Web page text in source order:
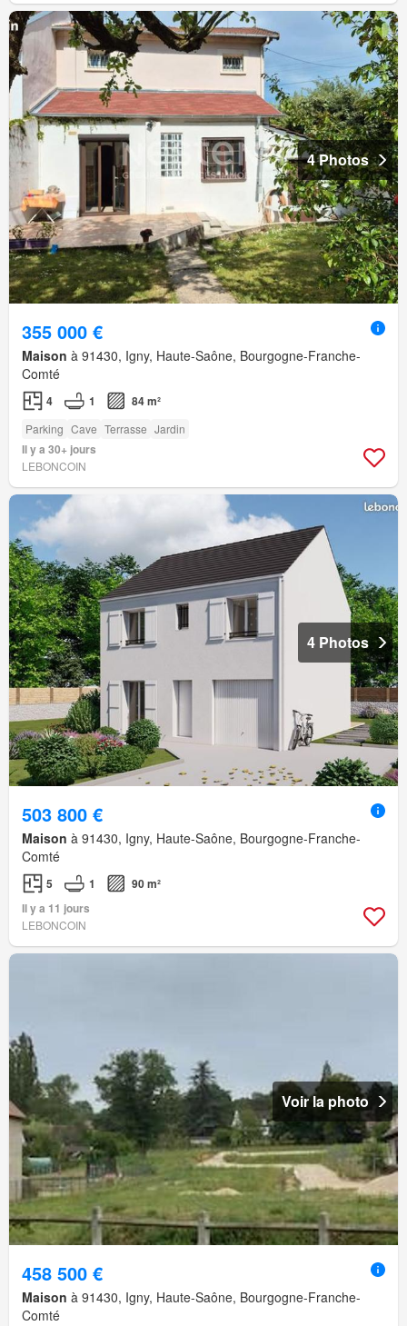
4 Photos
355 000 €
Maison à 91430, Igny, Haute-Saône, Bourgogne-Franche-
Comté
4 1 84 m²
Parking Cave Terrasse Jardin
Il y a 30+ jours
LEBONCOIN
4 Photos
503 800 €
Maison à 91430, Igny, Haute-Saône, Bourgogne-Franche-
Comté
5 1
90 m²
Il y a 11 jours
LEBONCOIN
Voir la photo
458 500 €
Maison à 91430, Igny, Haute-Saône, Bourgogne-Franche-
Comté